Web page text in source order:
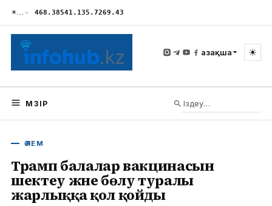
☀… 468.38541.135.7269.43
Қазақша ☀
МӘЗІР
ӘЛЕМ
Трамп балалар вакцинасын
шектеу және бөлу туралы
жарлыққа қол қойды